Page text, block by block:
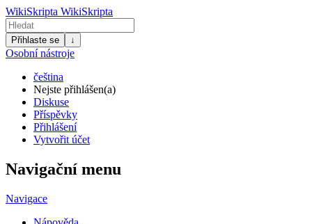
WikiSkripta WikiSkripta
Přihlaste se ↓
Osobní nástroje
čeština
Nejste přihlášen(a)
Diskuse
Příspěvky
Přihlášení
Vytvořit účet
Navigační menu
Navigace